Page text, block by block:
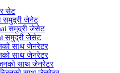
सेट
समुद्री जेनेट
समुद्री जेसेट
समुद्री जेसेट
साथ जेनरेटर
साथ जेनरेटर
साथ जेनरेटर